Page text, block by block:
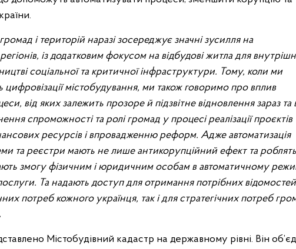
і територій наразі зосереджує значні зусилля на
із додатковим фокусом на відбудові житла для
соціальної та критичної інфраструктури. Тому, коли ми
містобудування, ми також говоримо про вплив
від яких залежить прозоре й підзвітне відновлення зараз та
спроможності та ролі громад у процесі реалізації проєктів
ресурсів і впровадженню реформ. Адже автоматизація
та реєстри мають не лише антикорупційний ефект та роблять
змогу фізичним і юридичним особам в автоматичному
Та надають доступ для отримання потрібних
потреб кожного українця, так і для стратегічних потреб
Містобудівний кадастр на державному рівні. Він